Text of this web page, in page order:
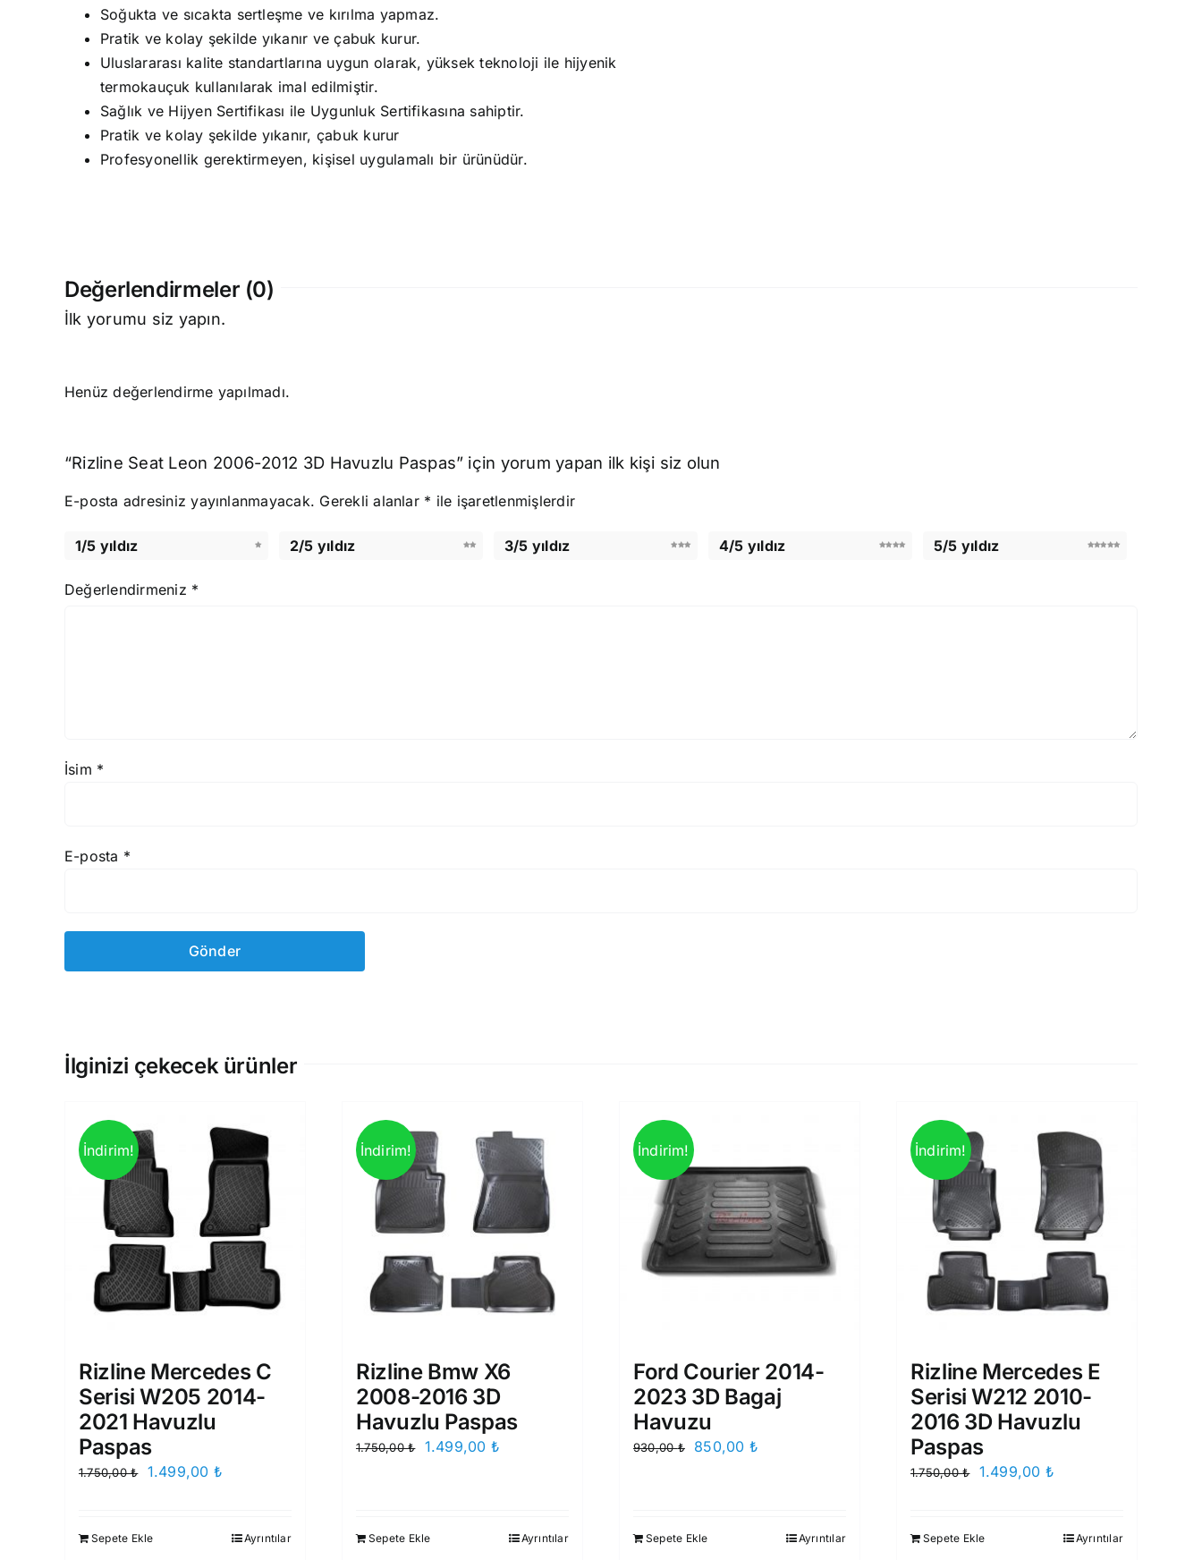
Soğukta ve sıcakta sertleşme ve kırılma yapmaz.
Pratik ve kolay şekilde yıkanır ve çabuk kurur.
Uluslararası kalite standartlarına uygun olarak, yüksek teknoloji ile hijyenik
termokauçuk kullanılarak imal edilmiştir.
Sağlık ve Hijyen Sertifikası ile Uygunluk Sertifikasına sahiptir.
Pratik ve kolay şekilde yıkanır, çabuk kurur
Profesyonellik gerektirmeyen, kişisel uygulamalı bir ürünüdür.
Değerlendirmeler (0)
İlk yorumu siz yapın.
Henüz değerlendirme yapılmadı.
“Rizline Seat Leon 2006-2012 3D Havuzlu Paspas” için yorum yapan ilk kişi siz olun
E-posta adresiniz yayınlanmayacak. Gerekli alanlar * ile işaretlenmişlerdir
1/5 yıldız 2/5 yıldız 3/5 yıldız 4/5 yıldız 5/5 yıldız
Değerlendirmeniz *
İsim *
E-posta *
İlginizi çekecek ürünler
İndirim!
Rizline Mercedes C
Serisi W205 2014-
2021 Havuzlu
Paspas
1.750,00₺
Orijinal
1.499,00 ₺
1.499,00 ₺.
Sepete Ekle Ayrıntılar
İndirim!
Rizline Bmw X6
2008-2016 3D
Havuzlu Paspas
1.750,00₺
Orijinal
1.499,00 ₺
Sepete Ekle Ayrıntılar
İndirim!
Ford Courier 2014-
2023 3D Bagaj
Havuzu
930,00₺
Orijinal
850,00 ₺
Sepete Ekle Ayrıntılar
İndirim!
Rizline Mercedes E
Serisi W212 2010-
2016 3D Havuzlu
Paspas
1.750,00₺
Orijinal
1.499,00 ₺
1.499,00 ₺.
Sepete Ekle Ayrıntılar